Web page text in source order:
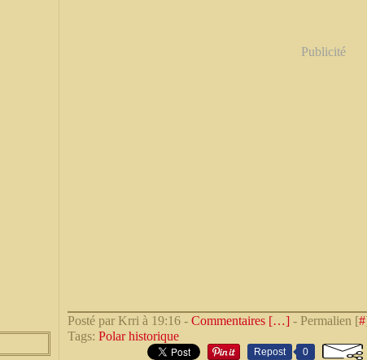
Publicité
Posté par Krri à 19:16 - Commentaires […] - Permalien [#
Tags: Polar historique
Repost 0